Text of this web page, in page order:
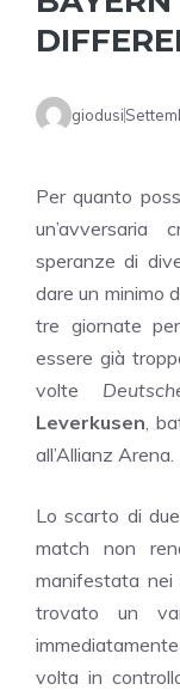
giodusi
Per quanto
un’avversaria
speranze di
dare un minimo
tre giornate
essere già
volte
Leverkusen,
all’Allianz Arena.
Lo scarto di
match non
manifestata nei
trovato un
volta in